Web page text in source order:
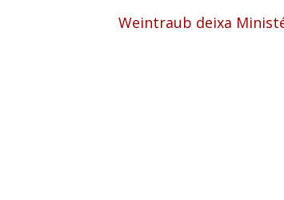
Weintraub deixa